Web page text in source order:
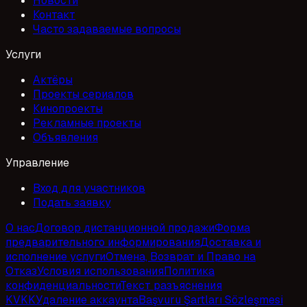
Контакт
Часто задаваемые вопросы
Услуги
Актёры
Проекты сериалов
Кинопроекты
Рекламные проекты
Объявления
Управление
Вход для участников
Подать заявку
О насДоговор дистанционной продажиФорма
предварительного информированияДоставка и
исполнение услугиОтмена, Возврат и Право на
ОтказУсловия использованияПолитика
конфиденциальностиТекст разъяснения
KVKKУдаление аккаунтаBaşvuru Şartları Sözleşmesi